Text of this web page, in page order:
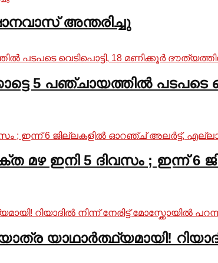
അന്തരിച്ചു
5 പഞ്ചായത്തിൽ പടപടെ
മഴ ഇനി 5 ദിവസം ; ഇന്ന്
യാഥാർത്ഥ്യമായി!